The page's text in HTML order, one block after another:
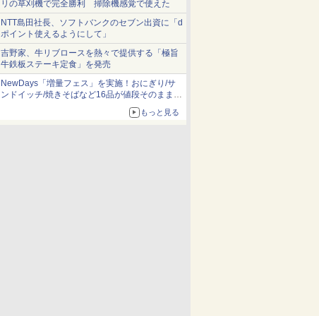
リの草刈機で完全勝利 掃除機感覚で使えた
NTT島田社長、ソフトバンクのセブン出資に「d
ポイント使えるようにして」
吉野家、牛リブロースを熱々で提供する「極旨
牛鉄板ステーキ定食」を発売
NewDays「増量フェス」を実施！おにぎり/サ
ンドイッチ/焼きそばなど16品が値段そのままで
もっと見る